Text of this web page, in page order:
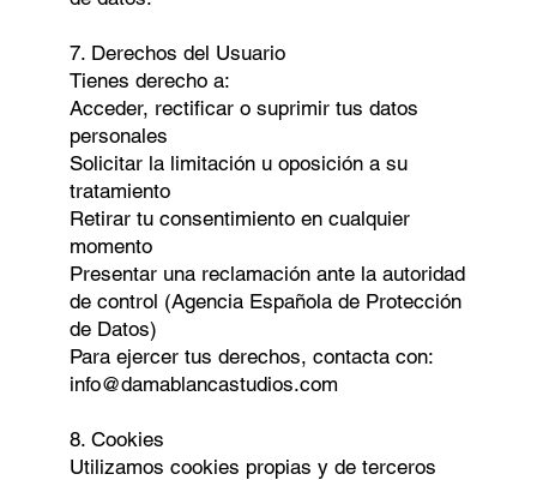
7. Derechos del Usuario
Tienes derecho a:
Acceder, rectificar o suprimir tus datos
personales
Solicitar la limitación u oposición a su
tratamiento
Retirar tu consentimiento en cualquier
momento
Presentar una reclamación ante la autoridad
de control (Agencia Española de Protección
de Datos)
Para ejercer tus derechos, contacta con:
info@damablancastudios.com
8. Cookies
Utilizamos cookies propias y de terceros